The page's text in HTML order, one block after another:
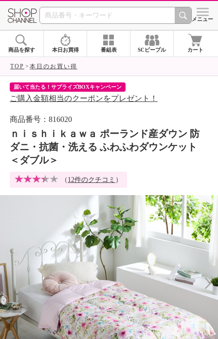
SHOP CHANNEL シメニュー
商品を探す 本日お買得 番組表 SCピープル カート
TOP 本日のお買い得
届いて当たる！サプライズBOXキャンペーン
ご購入金額相当のクーポンをプレゼント！
商品番号：816020
ｎｉｓｈｉｋａｗａ ポーランド産ダウン 防
ダニ・抗菌・洗える ふわふわダウンケット
＜ダブル＞
（ 12件のクチコミ ）